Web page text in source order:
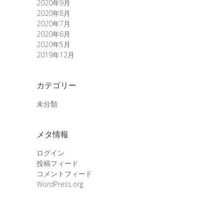
2020年9月
2020年8月
2020年7月
2020年6月
2020年5月
2019年12月
カテゴリー
未分類
メタ情報
ログイン
投稿フィード
コメントフィード
WordPress.org